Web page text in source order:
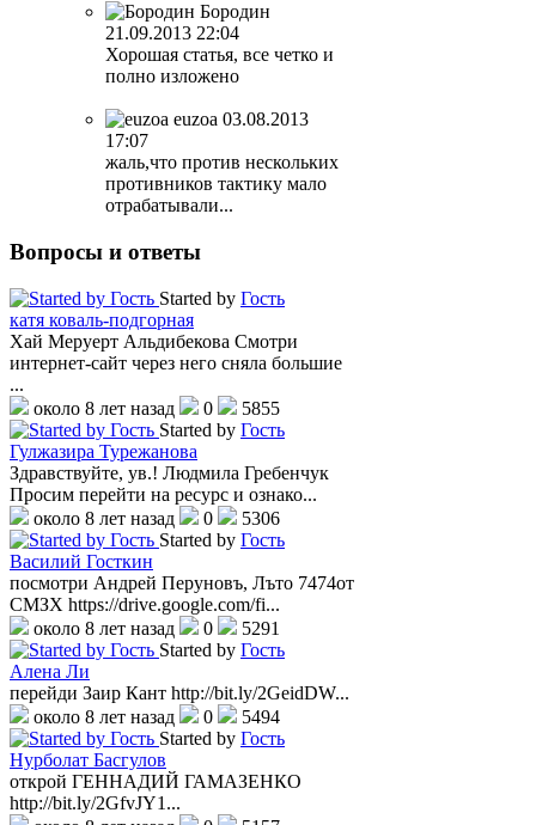
Бородин
21.09.2013 22:04
Хорошая статья, все четко и
полно изложено
euzoa 03.08.2013
17:07
жаль,что против нескольких
противников тактику мало
отрабатывали...
Вопросы и ответы
Started by Гость
катя коваль-подгорная
Хай Меруерт Альдибекова Смотри
интернет-сайт через него сняла большие
...
около 8 лет назад
0
5855
Started by Гость
Гулжазира Турежанова
Здравствуйте, ув.! Людмила Гребенчук
Просим перейти на ресурс и ознако...
около 8 лет назад
0
5306
Started by Гость
Василий Госткин
посмотри Андрей Перуновъ, Лъто 7474от
СМЗХ https://drive.google.com/fi...
около 8 лет назад
0
5291
Started by Гость
Алена Ли
перейди Заир Кант http://bit.ly/2GeidDW...
около 8 лет назад
0
5494
Started by Гость
Нурболат Басгулов
открой ГЕННАДИЙ ГАМАЗЕНКО
http://bit.ly/2GfvJY1...